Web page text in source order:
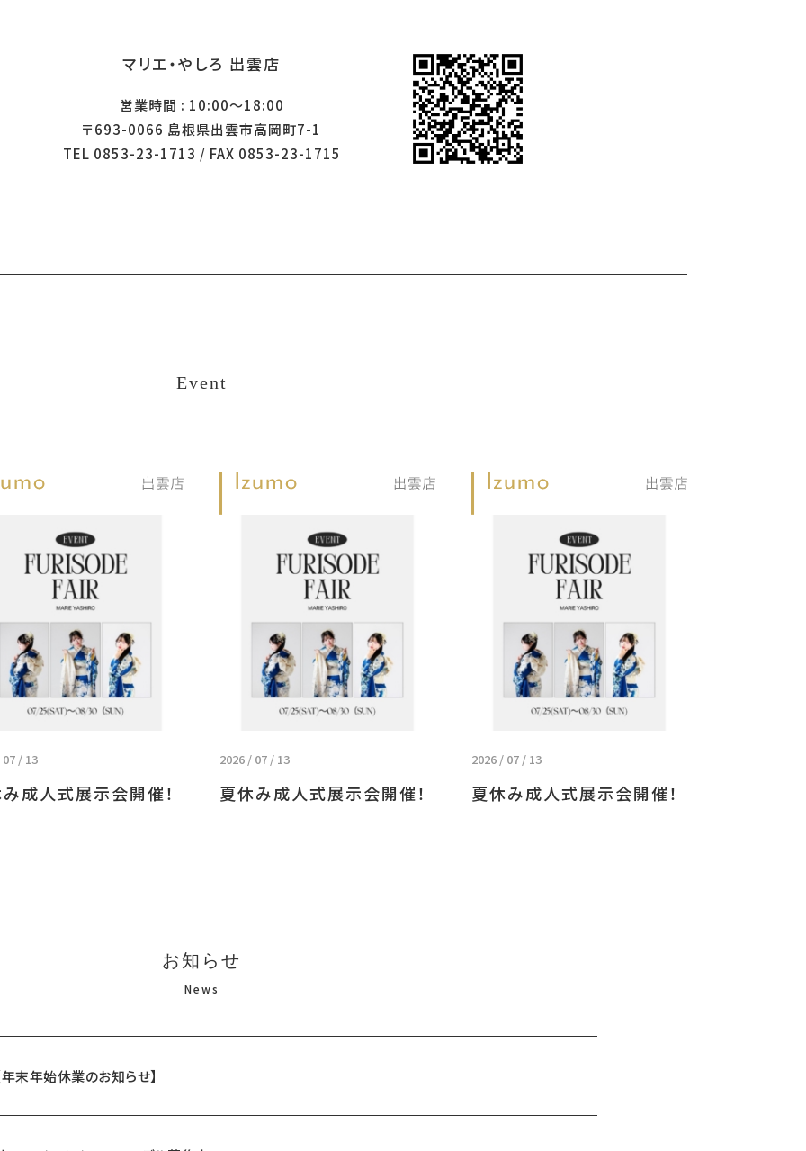
マリエ・やしろ 出雲店
営業時間 : 10:00～18:00
〒693-0066 島根県出雲市高岡町7-1
TEL 0853-23-1713 / FAX 0853-23-1715
Event
/ 13
成人式展示会開催！
2026 / 07 / 13
夏休み成人式展示会開催！
2026 / 07 / 13
夏休み成人式展示会開催！
お知らせ
News
年末年始休業のお知らせ】